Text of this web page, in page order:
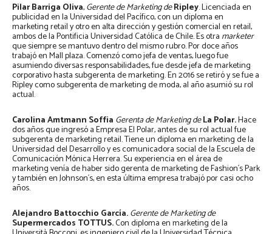
Pilar Barriga Oliva,Gerente de Marketing deRipley. Licenciada en
publicidad en la Universidad del Pacífico, con un diploma en
marketing retail y otro en alta dirección y gestión comercial en retail,
ambos de la Pontificia Universidad Católica de Chile. Es otra marketer
que siempre se mantuvo dentro del mismo rubro. Por doce años
trabajó en Mall plaza. Comenzó como jefa de ventas, luego fue
asumiendo diversas responsabilidades, fue desde jefa de marketing
corporativo hasta subgerenta de marketing. En 2016 se retiró y se fue a
Ripley como subgerenta de marketing de moda, al año asumió su rol
actual.
Carolina Amtmann Soffia Gerenta de Marketing deLa Polar.Hace
dos años que ingresó a Empresa El Polar, antes de su rol actual fue
subgerenta de marketing retail. Tiene un diploma en marketing de la
Universidad del Desarrollo y es comunicadora social de la Escuela de
Comunicación Mónica Herrera. Su experiencia en el área de
marketing venía de haber sido gerenta de marketing de Fashion´s Park
y también en Johnson´s, en esta última empresa trabajó por casi ocho
años.
Alejandro Battocchio García.Gerente de Marketing de
Supermercados TOTTUS.Con diploma en marketing de la